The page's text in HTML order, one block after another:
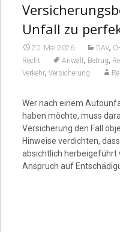
Unfall zu
20. Mai 2026 DAV,
Recht Anwalt, Betrug,
Verkehr, Versicherung
Wer nach einem
haben möchte, muss
Versicherung den Fall
Hinweise verdichten,
absichtlich herbeigeführt
Anspruch auf